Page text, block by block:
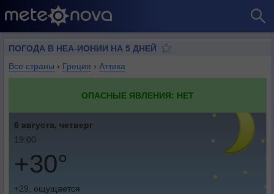
ПОГОДА В НЕА-ИОНИИ НА 5 ДНЕЙ
Все страны › Греция › Аттика
ОПАСНЫЕ ЯВЛЕНИЯ: НЕТ
6 августа, четверг
19:00
+30°
+29, ощущается